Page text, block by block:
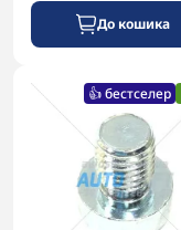
До кошика
👍 бестселер